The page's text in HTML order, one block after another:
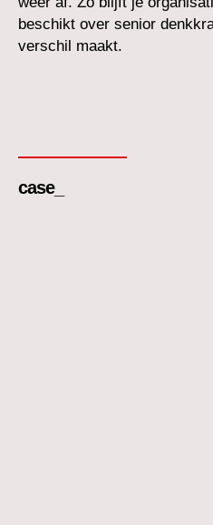
beschikt over senior
verschil maakt.
case_